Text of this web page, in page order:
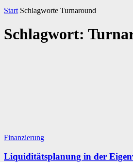
Start Schlagworte Turnaround
Schlagwort:
Finanzierung
Liquiditätsplanung in der